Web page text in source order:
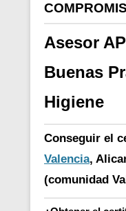
Asesor
Buenas
Higiene
Conseguir el
Valencia,
(comunidad